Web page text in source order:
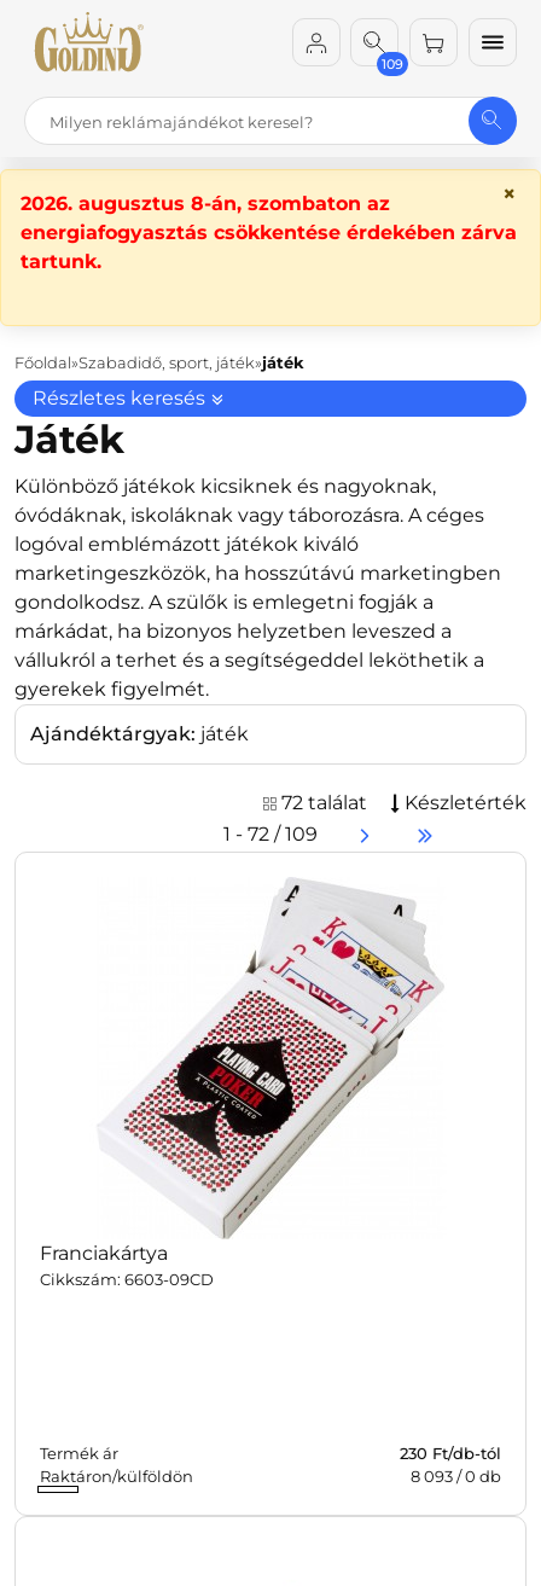
109
×
2026. augusztus 8-án, szombaton az
energiafogyasztás csökkentése érdekében zárva
tartunk.
Főoldal Szabadidő, sport, játék játék
Részletes keresés
Játék
Különböző játékok kicsiknek és nagyoknak,
óvódáknak, iskoláknak vagy táborozásra. A céges
logóval emblémázott játékok kiváló
marketingeszközök, ha hosszútávú marketingben
gondolkodsz. A szülők is emlegetni fogják a
márkádat, ha bizonyos helyzetben leveszed a
vállukról a terhet és a segítségeddel leköthetik a
gyerekek figyelmét.
Ajándéktárgyak: játék
72 találat
Készletérték
1 - 72 / 109
Franciakártya
Cikkszám: 6603-09CD
Termék ár 230 Ft/db-tól
Raktáron/külföldön
8 093/0 db